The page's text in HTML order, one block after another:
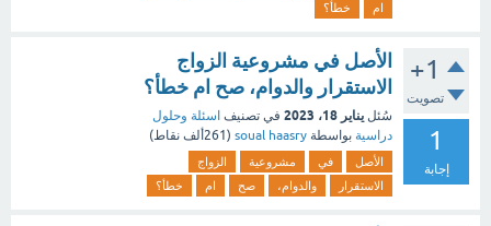
ام
خطأ؟
+1
تصويت
1
إجابة
الأصل في مشروعية الزواج
الاستقرار والدوام، صح ام خطأ؟
سُئل يناير 18، 2023 في تصنيف اسئلة وحلول
دراسية بواسطة soual haasry
( 261ألف نقاط)
الأصل في مشروعية
الزواج
الاستقرار
والدوام، صح ام خطأ؟